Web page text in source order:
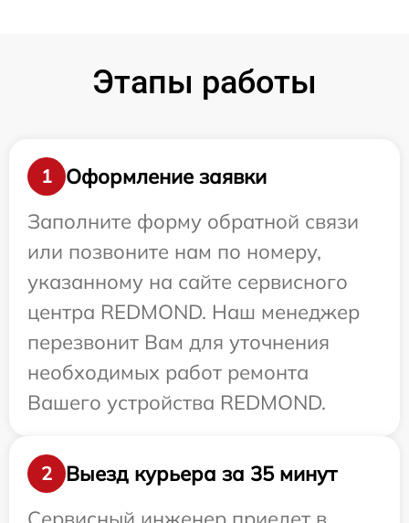
Этапы работы
1
Оформление заявки
Заполните форму обратной связи
или позвоните нам по номеру,
указанному на сайте сервисного
центра REDMOND. Наш менеджер
перезвонит Вам для уточнения
необходимых работ ремонта
Вашего устройства REDMOND.
2
Выезд курьера за 35 минут